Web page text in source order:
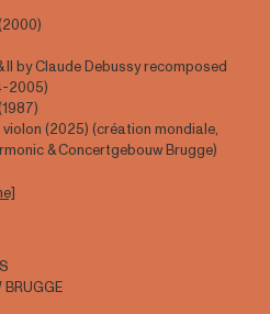
II by Claude Debussy recomposed
2005)
(2025) (création mondiale,
& Concertgebouw Brugge)